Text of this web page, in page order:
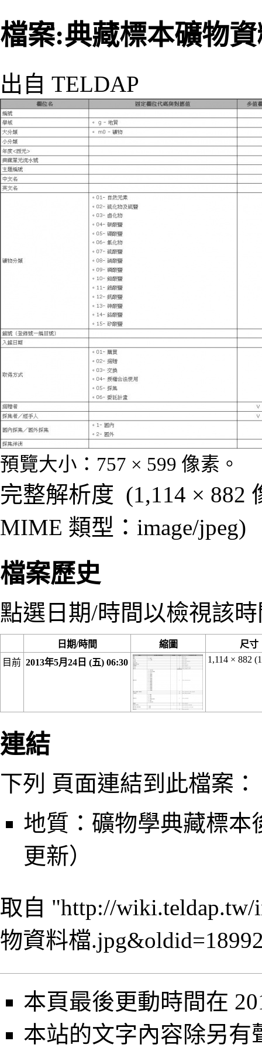
檔案:典藏標本礦物
出自 TELDAP
預覽大小： 757 × 599 像素 。
完整解析度 (1,114 × 882
MIME 類型： image/jpeg)
檔案歷史
點選日期/時間以檢視該
日期/時間 縮圖
尺寸
目前 2013年5月24日 (五) 06:30 1,114 × 882
連結
下列 頁面連結到此檔案：
地質：礦物學典藏標本
更新）
取自 "http://
物資料檔
本頁最後更動時間在
本站的文字內容除另